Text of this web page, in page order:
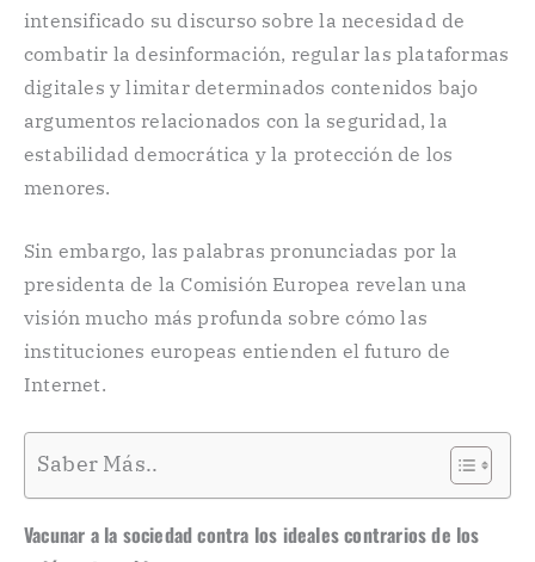
intensificado su discurso sobre la necesidad de
combatir la desinformación, regular las plataformas
digitales y limitar determinados contenidos bajo
argumentos relacionados con la seguridad, la
estabilidad democrática y la protección de los
menores.
Sin embargo, las palabras pronunciadas por la
presidenta de la Comisión Europea revelan una
visión mucho más profunda sobre cómo las
instituciones europeas entienden el futuro de
Internet.
Saber Más..
Vacunar a la sociedad contra los ideales contrarios de los